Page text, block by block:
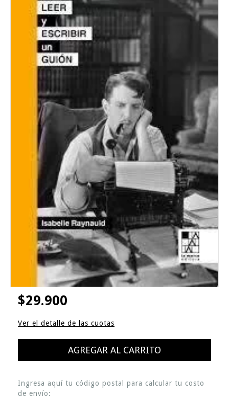
$29.900
Ver el detalle de las cuotas
Ingresa aquí tu código postal para calcular tu costo
de envío: